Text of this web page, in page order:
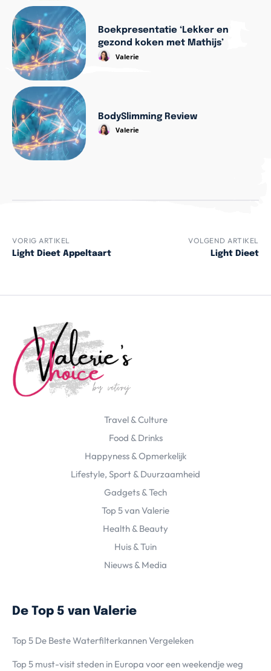
Boekpresentatie ‘Lekker en
gezond koken met Mathijs’
Valerie
BodySlimming Review
Valerie
VORIG ARTIKEL
Light Dieet Appeltaart
VOLGEND ARTIKEL
Light Dieet
Travel & Culture
Food & Drinks
Happyness & Opmerkelijk
Lifestyle, Sport & Duurzaamheid
Gadgets & Tech
Top 5 van Valerie
Health & Beauty
Huis & Tuin
Nieuws & Media
De Top 5 van Valerie
Top 5 De Beste Waterfilterkannen Vergeleken
Top 5 must-visit steden in Europa voor een weekendje weg